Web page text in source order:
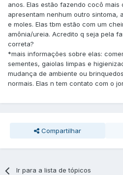
anos. Elas estão fazendo cocô mais
apresentam nenhum outro sintoma,
e moles. Elas tbm estão com um
amônia/ureia. Acredito q seja pela
correta?
*mais informações sobre elas:
sementes, gaiolas limpas e
mudança de ambiente ou
normais. Elas n tem contato com o
Compartilhar
Ir para a lista de tópicos